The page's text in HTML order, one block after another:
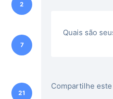
2
7
21
Quais são
Compartilhe